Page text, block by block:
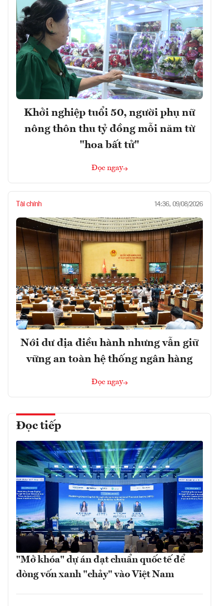
Khởi nghiệp tuổi 50, người phụ nữ
nông thôn thu tỷ đồng mỗi năm từ
"hoa bất tử"
Đọc ngay
Tài chính 14:36, 09/08/2026
Nới dư địa điều hành nhưng vẫn giữ
vững an toàn hệ thống ngân hàng
Đọc ngay
Đọc tiếp
"Mở khóa" dự án đạt chuẩn quốc tế để
dòng vốn xanh "chảy" vào Việt Nam